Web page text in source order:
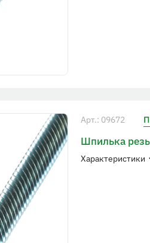
Арт.: 09672
Шпилька
Характеристики